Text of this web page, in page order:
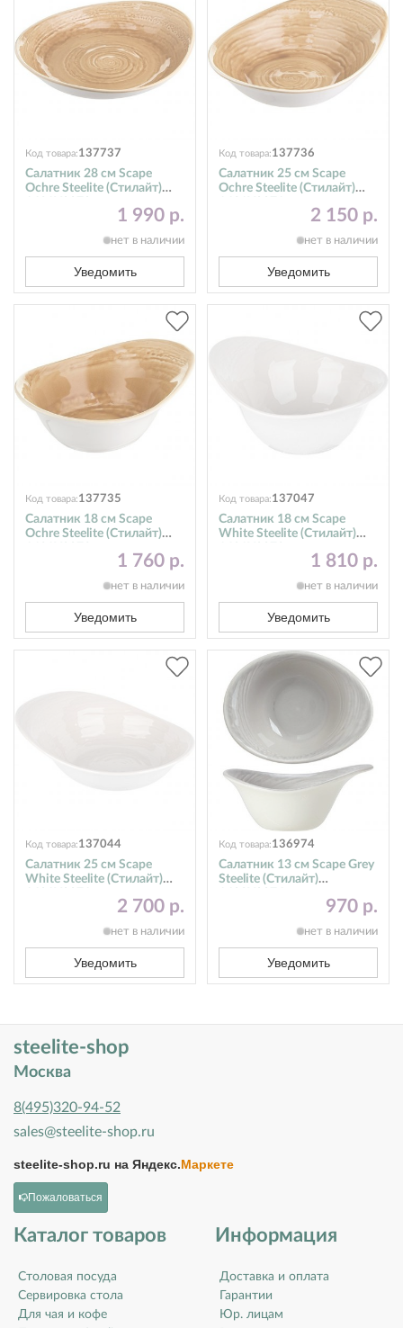
Код товара:137737
Салатник 28 см Scape
Ochre Steelite (Стилайт)
1 990 р.
нет в наличии
Уведомить
Код товара:137736
Салатник 25 см Scape
Ochre Steelite (Стилайт)
2 150 р.
нет в наличии
Уведомить
Код товара:137735
Салатник 18 см Scape
Ochre Steelite (Стилайт)
1 760 р.
нет в наличии
Уведомить
Код товара:137047
Салатник 18 см Scape
White Steelite (Стилайт)
1 810 р.
нет в наличии
Уведомить
Код товара:137044
Салатник 25 см Scape
White Steelite (Стилайт)
2 700 р.
нет в наличии
Уведомить
Код товара:136974
Салатник 13 см Scape Grey
Steelite (Стилайт)
970 р.
нет в наличии
Уведомить
steelite-shop
Москва
8(495)320-94-52
sales@steelite-shop.ru
steelite-shop.ru на Яндекс.Маркете
Пожаловаться
Каталог товаров
Столовая посуда
Сервировка стола
Для чая и кофе
Информация
Доставка и оплата
Гарантии
Юр. лицам